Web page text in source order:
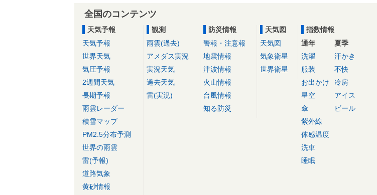
全国のコンテンツ
天気予報
天気予報
世界天気
気圧予報
2週間天気
長期予報
雨雲レーダー
積雪マップ
PM2.5分布予測
世界の雨雲
雷(予報)
道路気象
黄砂情報
観測
雨雲(過去)
アメダス実況
実況天気
過去天気
雷(実況)
防災情報
警報・注意報
地震情報
津波情報
火山情報
台風情報
知る防災
天気図
天気図
気象衛星
世界衛星
指数情報
通年
洗濯
服装
お出かけ
星空
傘
紫外線
体感温度
洗車
睡眠
夏季
汗かき
不快
冷房
アイス
ビール